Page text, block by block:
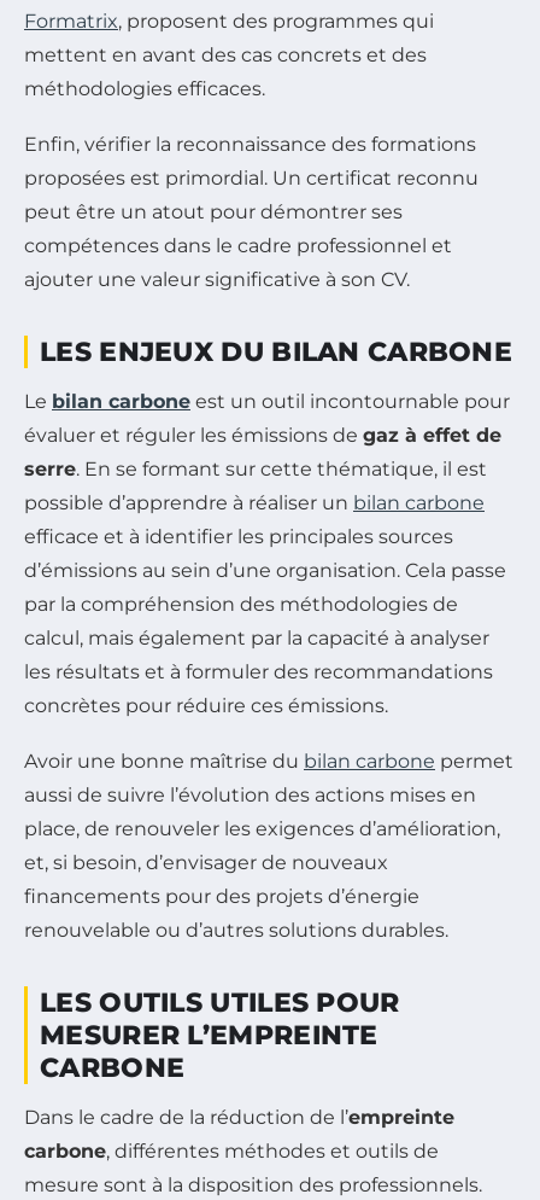
Formatrix, proposent des programmes qui
mettent en avant des cas concrets et des
méthodologies efficaces.
Enfin, vérifier la reconnaissance des formations
proposées est primordial. Un certificat reconnu
peut être un atout pour démontrer ses
compétences dans le cadre professionnel et
ajouter une valeur significative à son CV.
LES ENJEUX DU BILAN CARBONE
Le bilan carbone est un outil incontournable pour
évaluer et réguler les émissions de gaz à effet de
serre. En se formant sur cette thématique, il est
possible d’apprendre à réaliser un bilan carbone
efficace et à identifier les principales sources
d’émissions au sein d’une organisation. Cela passe
par la compréhension des méthodologies de
calcul, mais également par la capacité à analyser
les résultats et à formuler des recommandations
concrètes pour réduire ces émissions.
Avoir une bonne maîtrise du bilan carbone permet
aussi de suivre l’évolution des actions mises en
place, de renouveler les exigences d’amélioration,
et, si besoin, d’envisager de nouveaux
financements pour des projets d’énergie
renouvelable ou d’autres solutions durables.
LES OUTILS UTILES POUR
MESURER L’EMPREINTE
CARBONE
Dans le cadre de la réduction de l’empreinte
carbone, différentes méthodes et outils de
mesure sont à la disposition des professionnels.